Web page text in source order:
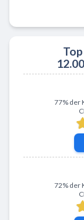
77% der
72% der